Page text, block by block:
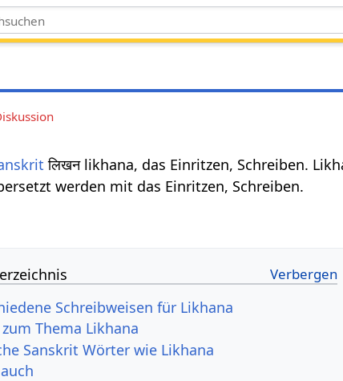
लिखन likhana, das Einritzen, Schreiben.
werden mit das Einritzen, Schreiben.
Schreibweisen für Likhana
Thema Likhana
Sanskrit Wörter wie Likhana